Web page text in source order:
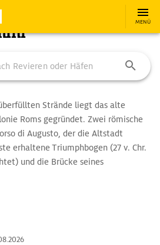
MENÜ
Ansteuerung
Strände liegt das alte
Roms gegründet. Zwei römische
di Augusto, der die Altstadt
erhaltene Triumphbogen (27 v. Chr.
und die Brücke seines
Meisterwerk der
Corso liegt die zentrale Piazza